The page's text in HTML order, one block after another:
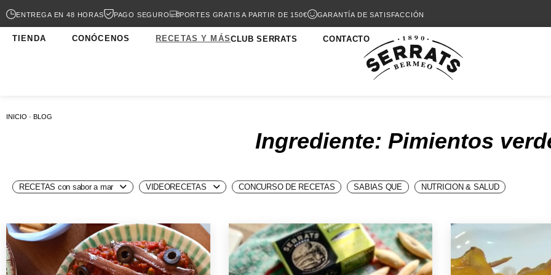
ENTREGA EN 48 HORAS PAGO SEGURO PORTES GRATIS A PARTIR DE 150€ GARANTÍA DE SATISFACCIÓN
TIENDA CONÓCENOS RECETAS Y MÁSCLUB SERRATS CONTACTO
INICIO · BLOG
Ingrediente: Pimientos
RECETAS con sabor a mar VIDEORECETAS CONCURSO DE RECETAS SABIAS QUE NUTRICION & SALUD